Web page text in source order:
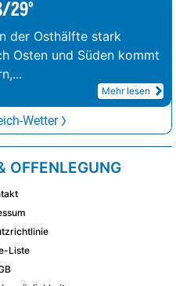
29°
der Osthälfte stark
Osten und Süden kommt
...
Mehr lesen
Wetter
OFFENLEGUNG
Liste